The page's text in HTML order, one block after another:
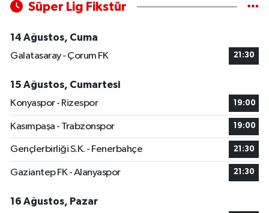
Süper Lig Fikstür
14 Ağustos, Cuma
Galatasaray - Çorum FK
21:30
15 Ağustos, Cumartesi
Konyaspor - Rizespor
19:00
Kasımpaşa - Trabzonspor 19:00
Gençlerbirliği S.K. - Fenerbahçe 21:30
Gaziantep FK - Alanyaspor 21:30
16 Ağustos, Pazar